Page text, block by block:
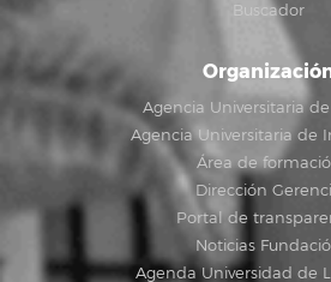
Buscador
Agencia Universitaria
Agencia Universitaria de
Área de
Dirección
Portal de
Noticias
Agenda Universidad de